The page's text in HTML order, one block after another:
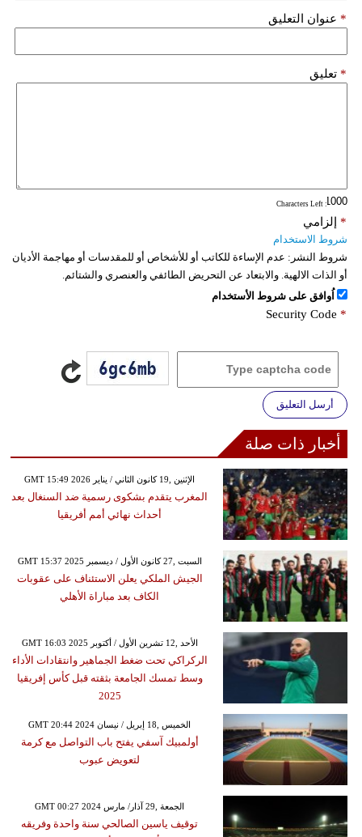
عنوان التعليق *
تعليق *
: Characters Left
إلزامي *
شروط الاستخدام
شروط النشر: عدم الإساءة للكاتب أو للأشخاص أو للمقدسات أو مهاجمة الأديان
أو الذات الالهية. والابتعاد عن التحريض الطائفي والعنصري والشتائم.
اُوافق على شروط الأستخدام
Security Code *
أرسل التعليق
أخبار ذات صلة
GMT 15:49 2026 الإثنين ,19 كانون الثاني / يناير
المغرب يتقدم بشكوى رسمية ضد السنغال بعد
أحداث نهائي أمم أفريقيا
GMT 15:37 2025 السبت ,27 كانون الأول / ديسمبر
الجيش الملكي يعلن الاستئناف على عقوبات
الكاف بعد مباراة الأهلي
GMT 16:03 2025 الأحد ,12 تشرين الأول / أكتوبر
الركراكي تحت ضغط الجماهير وانتقادات الأداء
وسط تمسك الجامعة بثقته قبل كأس إفريقيا
2025
GMT 20:44 2024 الخميس ,18 إبريل / نيسان
أولمبيك آسفي يفتح باب التواصل مع كرمة
لتعويض عبوب
GMT 00:27 2024 الجمعة ,29 آذار/ مارس
توقيف ياسين الصالحي سنة واحدة وفريقه